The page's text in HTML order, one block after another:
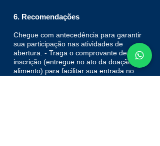
6. Recomendações
Chegue com antecedência para garantir
sua participação nas atividades de
abertura. - Traga o comprovante de
inscrição (entregue no ato da doação do
alimento) para facilitar sua entrada no